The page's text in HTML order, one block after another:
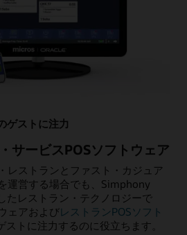
ゲストに注力
サービスPOSソフトウェア
レストランとファスト・カジュア
運営する場合でも、Simphony
たレストラン・テクノロジーで
ェアおよびレストランPOSソフト
ストに注力するのに役立ちます。